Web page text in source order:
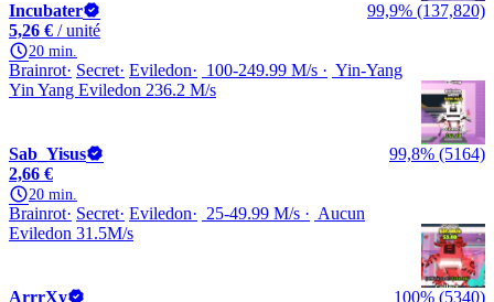
Incubater
99,9% (137,820)
5,26 € / unité
20 min.
Brainrot Secret Eviledon 100-249.99 M/s
Yin-Yang
Yin Yang Eviledon 236.2 M/s
Sab_Yisus
99,8% (5164)
2,66 €
20 min.
Brainrot Secret Eviledon 25-49.99 M/s
Aucun
Eviledon 31.5M/s
ArrrXy 100% (5340)